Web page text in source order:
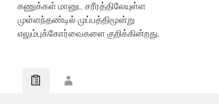
கணுக்கள் மானுட சரீரத்திலேயுள்ள
முள்ளந்தண்டில் முப்பத்திமூன்று
எலும்புக்கோர்வைகளை குறிக்கின்றது.